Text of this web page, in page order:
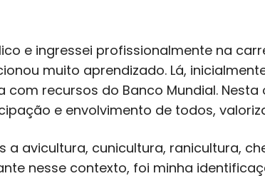
e ingressei profissionalmente na
muito aprendizado. Lá,
recursos do Banco Mundial.
e envolvimento de todos,
avicultura, cunicultura, ranicultura,
nesse contexto, foi minha